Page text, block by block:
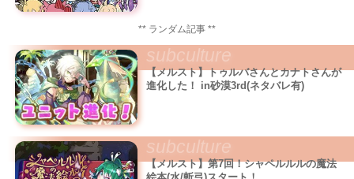
** ランダム記事 **
subculture
【メルスト】トゥルバさんとカナトさんが
進化した！ in砂漠3rd(ネタバレ有)
subculture
【メルスト】第7回！シャペルルルの魔法